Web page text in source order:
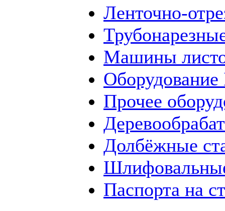
Ленточно-
Машины
Прочее
Долбёжные
Паспорта на